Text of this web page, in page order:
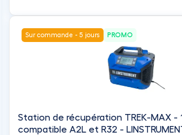
Sur commande - 5 jours PROMO
Station de récupération TREK-MAX -
compatible A2L et R32 -